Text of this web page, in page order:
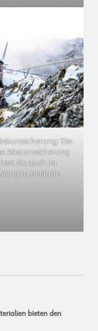
Die
Absturzsicherung
Sie auch im
Gelände.
bieten den